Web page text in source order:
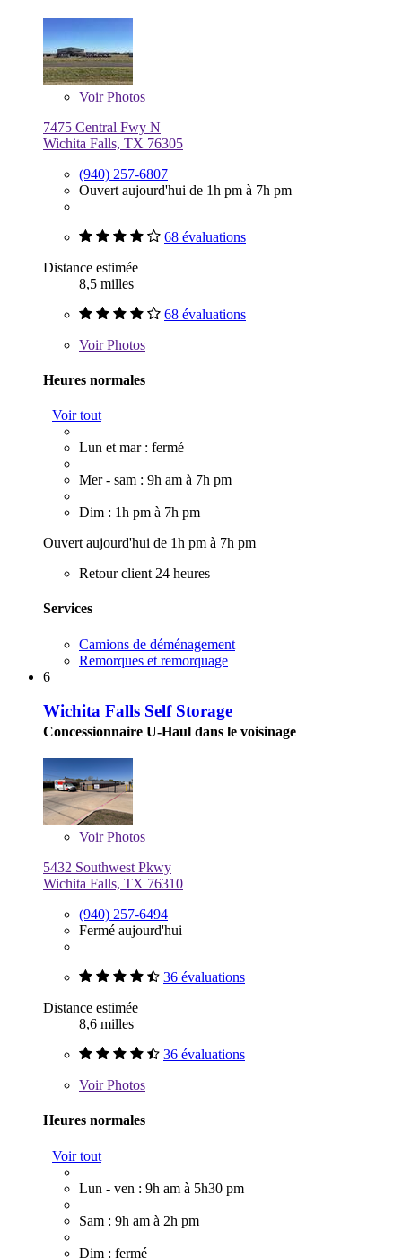
VoirPhotos
7475 Central Fwy N
Wichita Falls, TX 76305
(940) 257-6807
Ouvert aujourd'hui de 1h pm à 7h pm
68 évaluations
Distance estimée
8,5 milles
68 évaluations
VoirPhotos
Heures normales
Voir tout
Lun et mar : fermé
Mer - sam : 9h am à 7h pm
Dim : 1h pm à 7h pm
Ouvert aujourd'hui de 1h pm à 7h pm
Retour client 24 heures
Services
Camions de déménagement
Remorques et remorquage
6
Wichita Falls Self Storage
Concessionnaire U-Haul dans le voisinage
VoirPhotos
5432 Southwest Pkwy
Wichita Falls, TX 76310
(940) 257-6494
Fermé aujourd'hui
36 évaluations
Distance estimée
8,6 milles
36 évaluations
VoirPhotos
Heures normales
Voir tout
Lun - ven : 9h am à 5h30 pm
Sam : 9h am à 2h pm
Dim : fermé